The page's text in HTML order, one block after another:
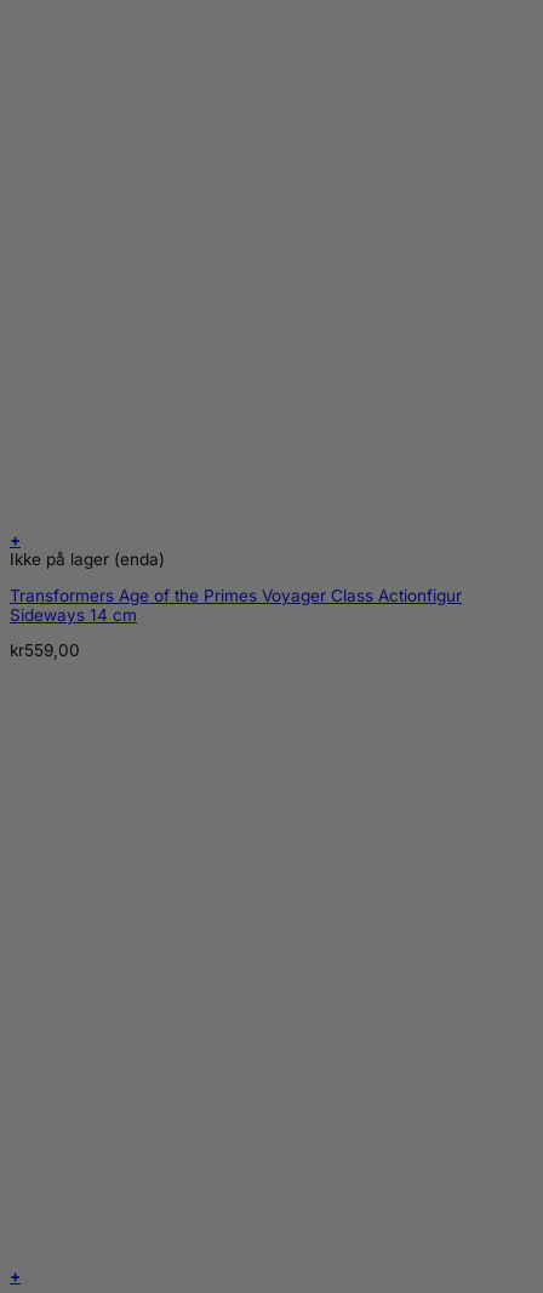
+
Ikke på lager (enda)
Transformers Age of the Primes Voyager Class Actionfigur
Sideways 14 cm
kr559,00
+